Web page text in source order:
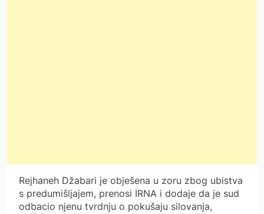
Rejhaneh Džabari je obješena u zoru zbog ubistva
s predumišljajem, prenosi IRNA i dodaje da je sud
odbacio njenu tvrdnju o pokušaju silovanja,